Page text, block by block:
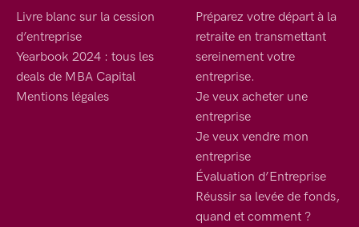
Livre blanc sur la cession
d’entreprise
Yearbook 2024 : tous les
deals de MBA Capital
Mentions légales
Préparez votre départ à la
retraite en transmettant
sereinement votre
entreprise.
Je veux acheter une
entreprise
Je veux vendre mon
entreprise
Évaluation d’Entreprise
Réussir sa levée de fonds,
quand et comment ?